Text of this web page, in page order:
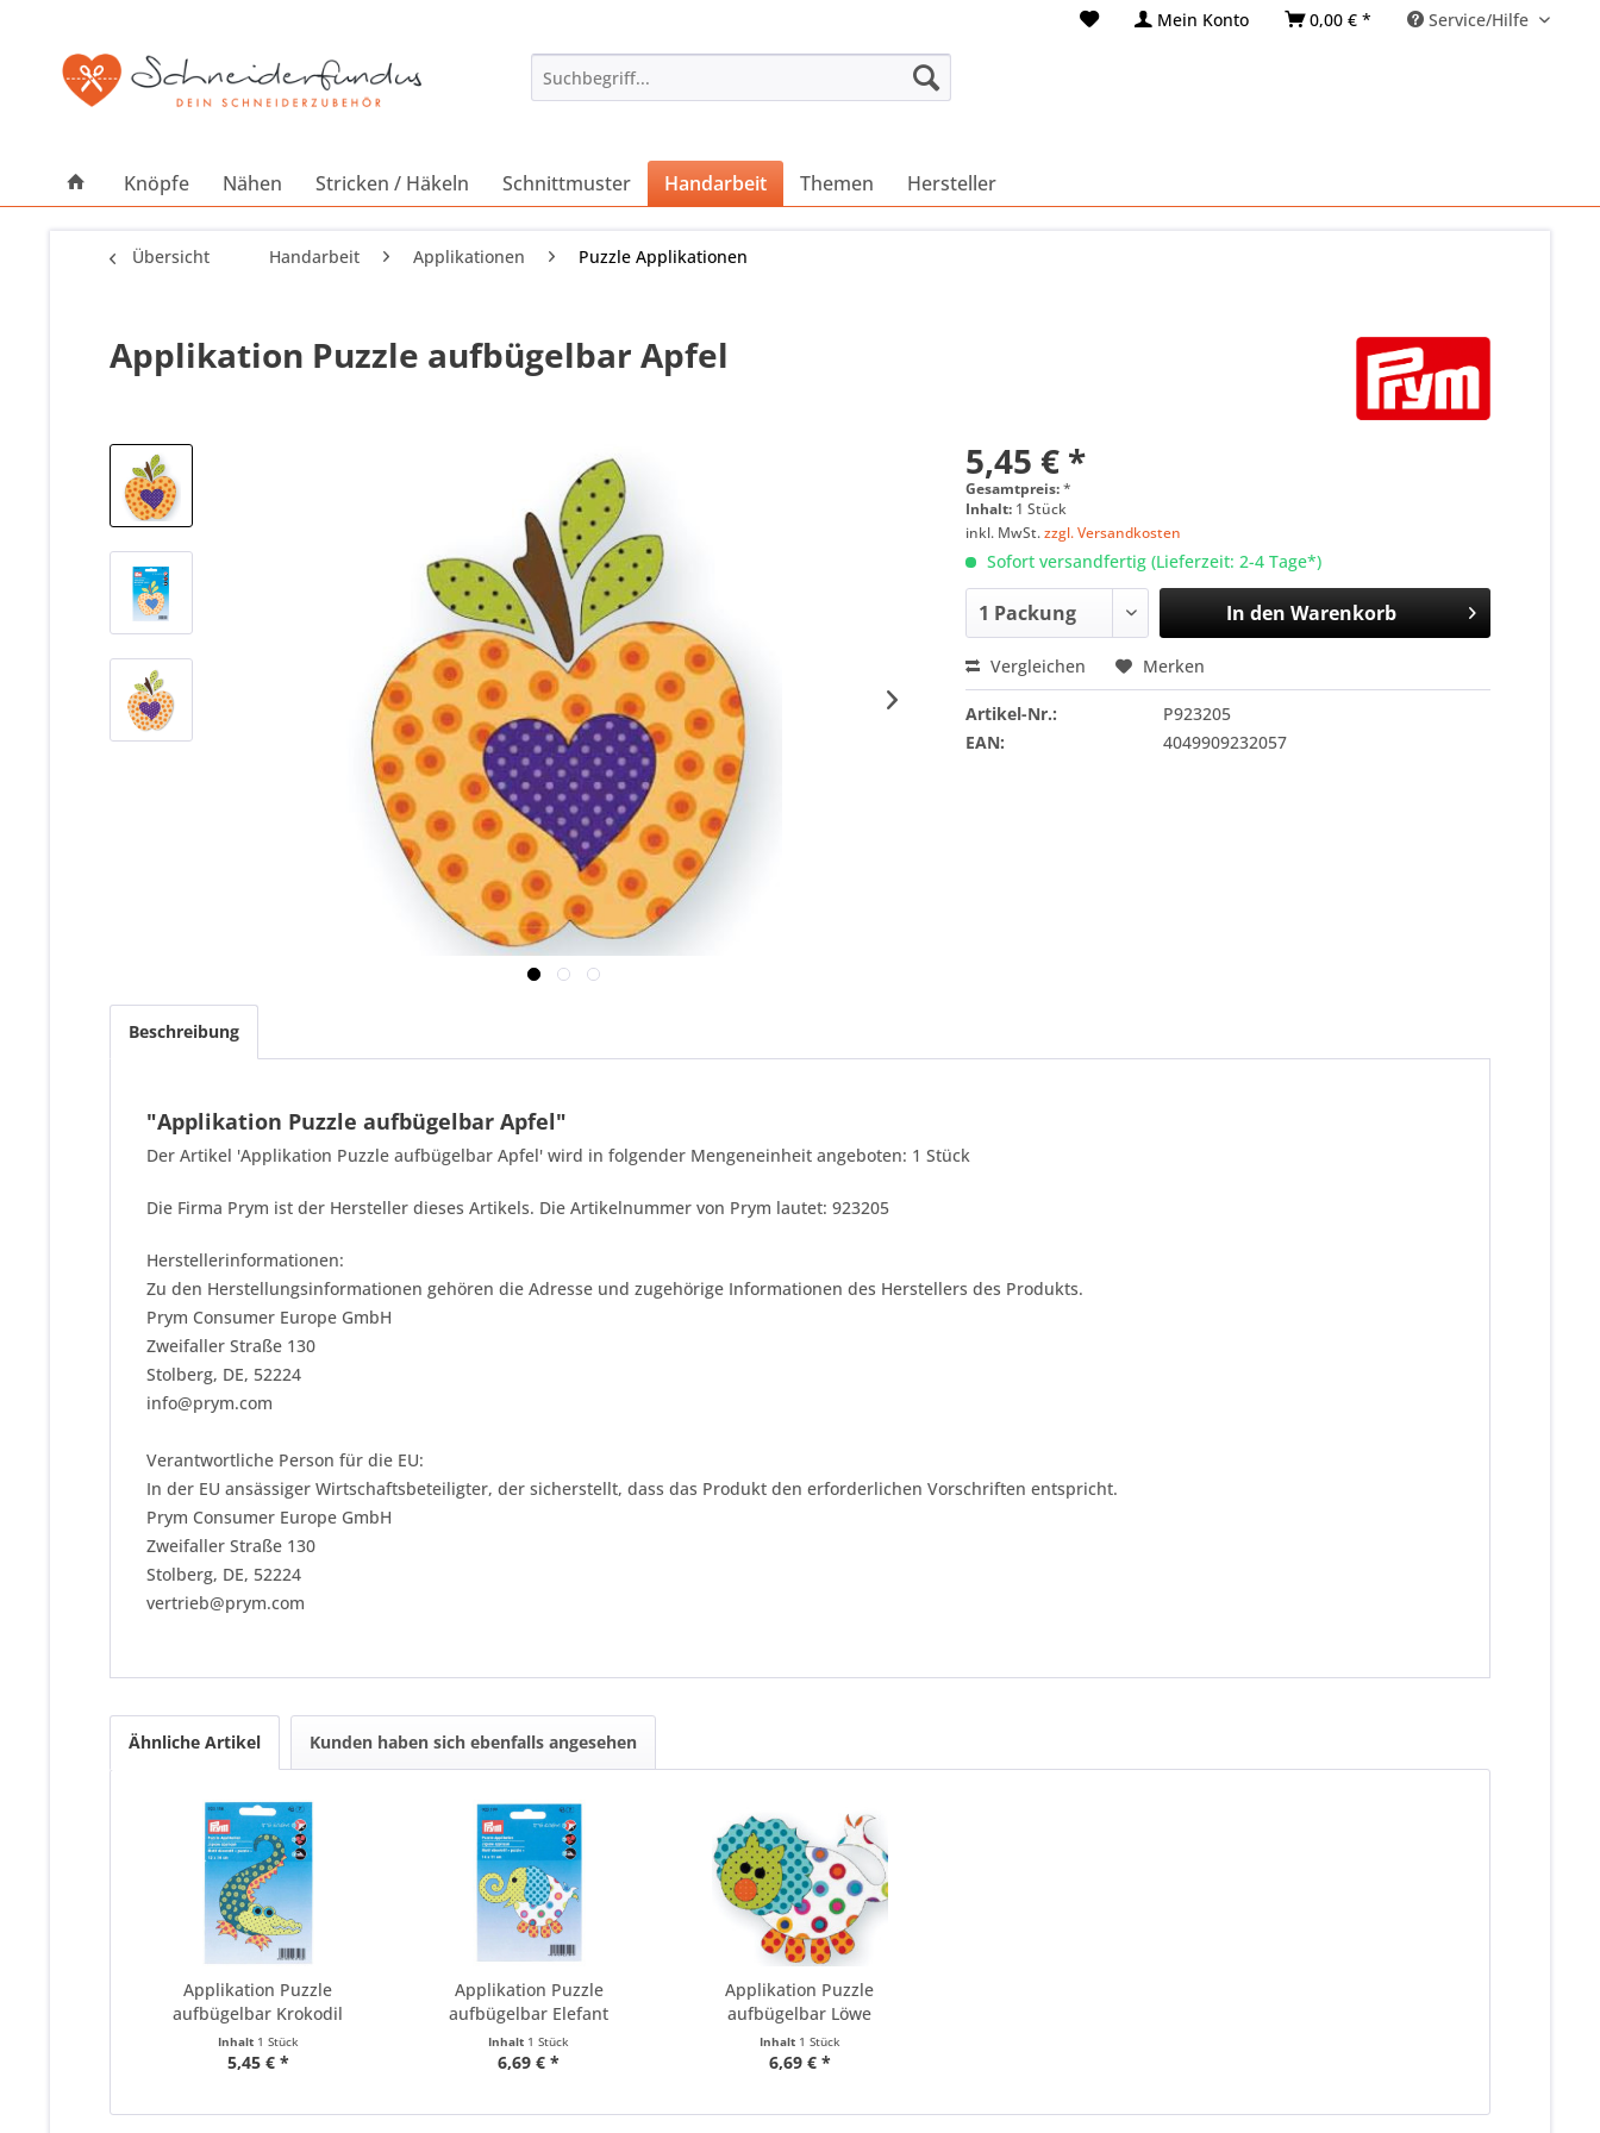
Mein Konto 0,00 € * Service/Hilfe
Knöpfe Nähen Stricken / Häkeln Schnittmuster Handarbeit Themen Hersteller
Übersicht Handarbeit Applikationen Puzzle Applikationen
Applikation Puzzle aufbügelbar Apfel
5,45 € *
Gesamtpreis:*
Inhalt: 1 Stück
inkl. MwSt.zzgl. Versandkosten
Sofort versandfertig (Lieferzeit: 2-4 Tage*)
In den Warenkorb
Vergleichen Merken
Artikel-Nr.:
P923205
EAN:
4049909232057
Beschreibung
"Applikation Puzzle aufbügelbar Apfel"
Der Artikel 'Applikation Puzzle aufbügelbar Apfel' wird in folgender Mengeneinheit angeboten: 1 Stück
Die Firma Prym ist der Hersteller dieses Artikels. Die Artikelnummer von Prym lautet: 923205
Herstellerinformationen:
Zu den Herstellungsinformationen gehören die Adresse und zugehörige Informationen des Herstellers des Produkts.
Prym Consumer Europe GmbH
Zweifaller Straße 130
Stolberg, DE, 52224
info@prym.com
Verantwortliche Person für die EU:
In der EU ansässiger Wirtschaftsbeteiligter, der sicherstellt, dass das Produkt den erforderlichen Vorschriften entspricht.
Prym Consumer Europe GmbH
Zweifaller Straße 130
Stolberg, DE, 52224
vertrieb@prym.com
Ähnliche Artikel Kunden haben sich ebenfalls angesehen
Applikation Puzzle
aufbügelbar Krokodil
Inhalt 1 Stück
5,45 € *
Applikation Puzzle
aufbügelbar Elefant
Inhalt 1 Stück
6,69 € *
Applikation Puzzle
aufbügelbar Löwe
Inhalt 1 Stück
6,69 € *